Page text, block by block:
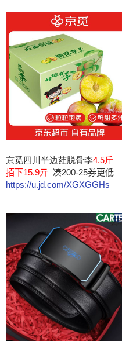
京觅四川半边荭脱骨李4.5斤
𢫦下15.9亓 凑200-25券更低
https://u.jd.com/XGXGGHs